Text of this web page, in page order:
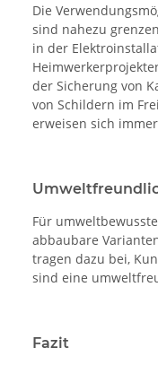
Die
sind nahezu
in der
der Sicherung von
von Schildern im
erweisen sich
Für
abbaubare
tragen dazu bei,
sind eine
Fazit